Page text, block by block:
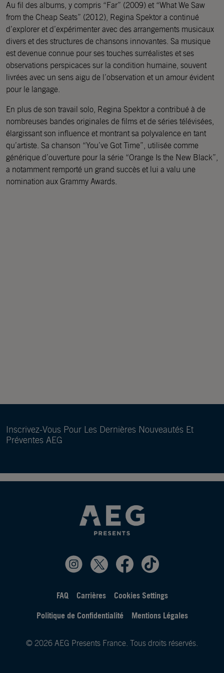
Au fil des albums, y compris “Far” (2009) et “What We Saw
from the Cheap Seats” (2012), Regina Spektor a continué
d’explorer et d’expérimenter avec des arrangements musicaux
divers et des structures de chansons innovantes. Sa musique
est devenue connue pour ses touches surréalistes et ses
observations perspicaces sur la condition humaine, souvent
livrées avec un sens aigu de l’observation et un amour évident
pour le langage.
En plus de son travail solo, Regina Spektor a contribué à de
nombreuses bandes originales de films et de séries télévisées,
élargissant son influence et montrant sa polyvalence en tant
qu’artiste. Sa chanson “You’ve Got Time”, utilisée comme
générique d’ouverture pour la série “Orange Is the New Black”,
a notamment remporté un grand succès et lui a valu une
nomination aux Grammy Awards.
Inscrivez-Vous Pour Les Dernières Nouveautés Et
Préventes AEG
FAQ Carrières
Cookies Settings
Politique de Confidentialité
Mentions Légales
© 2026 AEG Presents France. Tous droits réservés.